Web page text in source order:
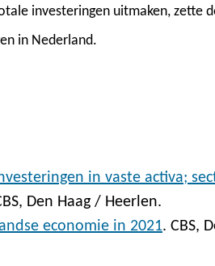
investeringen uitmaken, zette
in Nederland.
in vaste activa;
Den Haag / Heerlen.
economie in 2021. CBS,